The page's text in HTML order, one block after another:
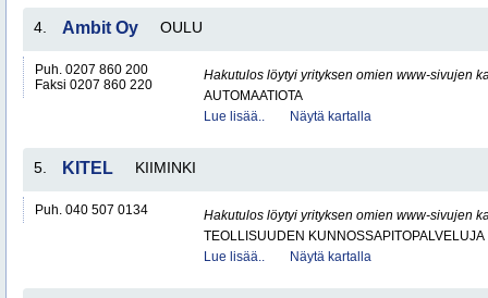
4. Ambit Oy OULU
Puh. 0207 860 200
Faksi 0207 860 220
Hakutulos löytyi yrityksen omien www-sivujen
AUTOMAATIOTA
Lue lisää..
Näytä kartalla
5. KITEL KIIMINKI
Puh. 040 507 0134
Hakutulos löytyi yrityksen omien www-sivujen
TEOLLISUUDEN KUNNOSSAPITOPALVELUJA
Lue lisää..
Näytä kartalla